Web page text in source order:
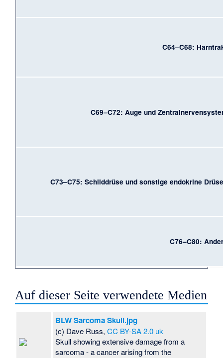
C64–C68:
C69–C72: Auge und
C73–C75: Schilddrüse und sonstige endokrine
C76–C80:
Auf dieser Seite verwendete Medien
BLW Sarcoma Skull.jpg
(c) Dave Russ,CC BY-SA 2.0 uk
Skull showing extensive damage from a
sarcoma - a cancer arising from the